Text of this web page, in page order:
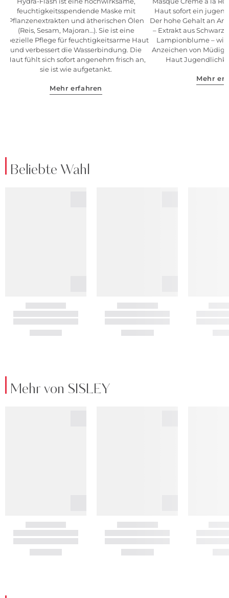
feuchtigkeitsspendende Maske mit
Pflanzenextrakten und ätherischen Ölen
(Reis, Sesam, Majoran…). Sie ist eine
spezielle Pflege für feuchtigkeitsarme Haut
und verbessert die Wasserbindung. Die
Haut fühlt sich sofort angenehm frisch an,
sie ist wie aufgetankt.
Mehr erfahren
Haut sofort ein
Der hohe Gehalt an
– Extrakt aus
Lampionblume –
Anzeichen von
Haut
Mehr
Beliebte Wahl
Mehr von SISLEY